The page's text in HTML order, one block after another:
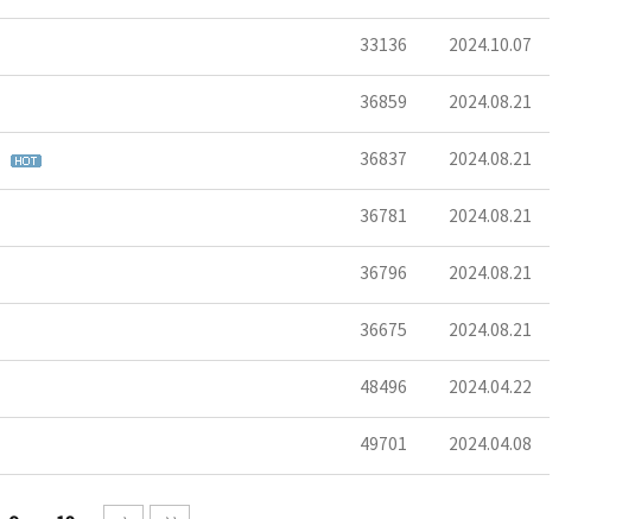
33136 2024.10.07
36859 2024.08.21
36837 2024.08.21
36781 2024.08.21
36796 2024.08.21
36675 2024.08.21
48496 2024.04.22
49701 2024.04.08